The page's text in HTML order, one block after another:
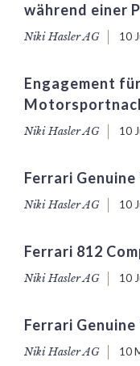
während einer
Niki Hasler AG 10
Engagement
Niki Hasler AG 10
Ferrari
Niki Hasler AG 10
Ferrari 812
Niki Hasler AG 10
Ferrari
Niki Hasler AG 10